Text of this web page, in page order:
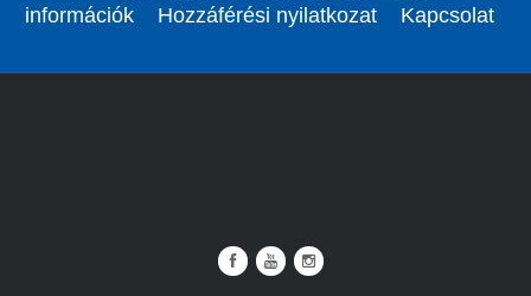
információk
Hozzáférési nyilatkozat Kapcsolat